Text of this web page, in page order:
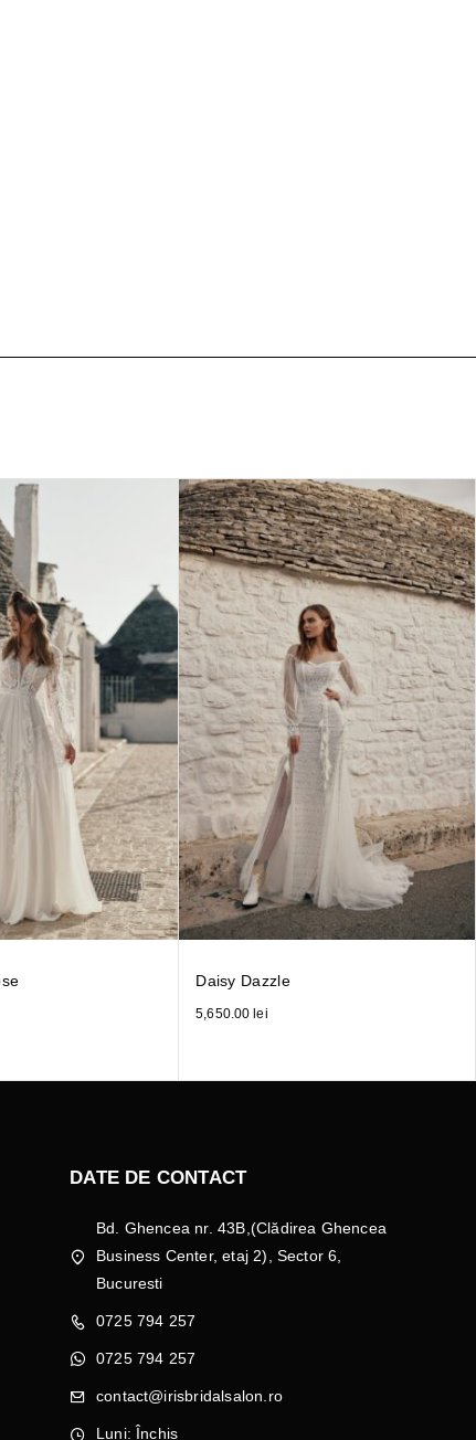
Daisy Dazzle
5,650.00lei
DATE DE CONTACT
Bd. Ghencea nr. 43B,(Clădirea Ghencea
Business Center, etaj 2), Sector 6,
Bucuresti
0725 794 257
0725 794 257
contact@irisbridalsalon.ro
Luni: Închis